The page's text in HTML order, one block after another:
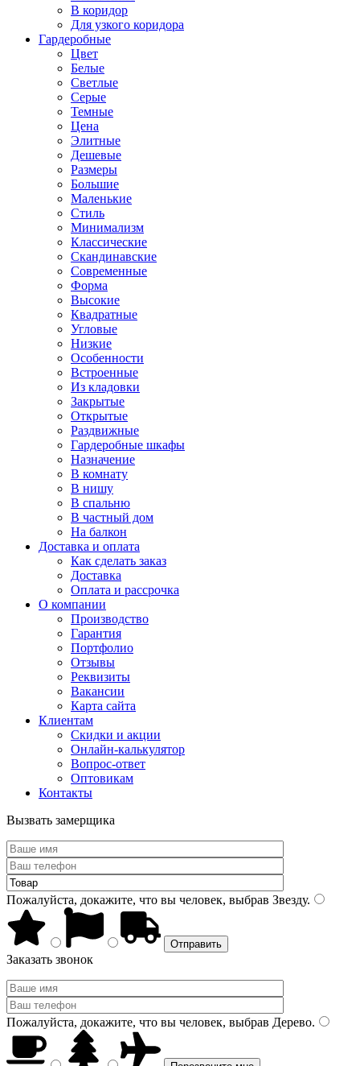
В коридор
Для узкого коридора
Гардеробные
Цвет
Белые
Светлые
Серые
Темные
Цена
Элитные
Дешевые
Размеры
Большие
Маленькие
Стиль
Минимализм
Классические
Скандинавские
Современные
Форма
Высокие
Квадратные
Угловые
Низкие
Особенности
Встроенные
Из кладовки
Закрытые
Открытые
Раздвижные
Гардеробные шкафы
Назначение
В комнату
В нишу
В спальню
В частный дом
На балкон
Доставка и оплата
Как сделать заказ
Доставка
Оплата и рассрочка
О компании
Производство
Гарантия
Портфолио
Отзывы
Реквизиты
Вакансии
Карта сайта
Клиентам
Скидки и акции
Онлайн-калькулятор
Вопрос-ответ
Оптовикам
Контакты
Вызвать замерщика
Пожалуйста, докажите, что вы человек, выбрав Звезду.
Заказать звонок
Пожалуйста, докажите, что вы человек, выбрав Дерево.